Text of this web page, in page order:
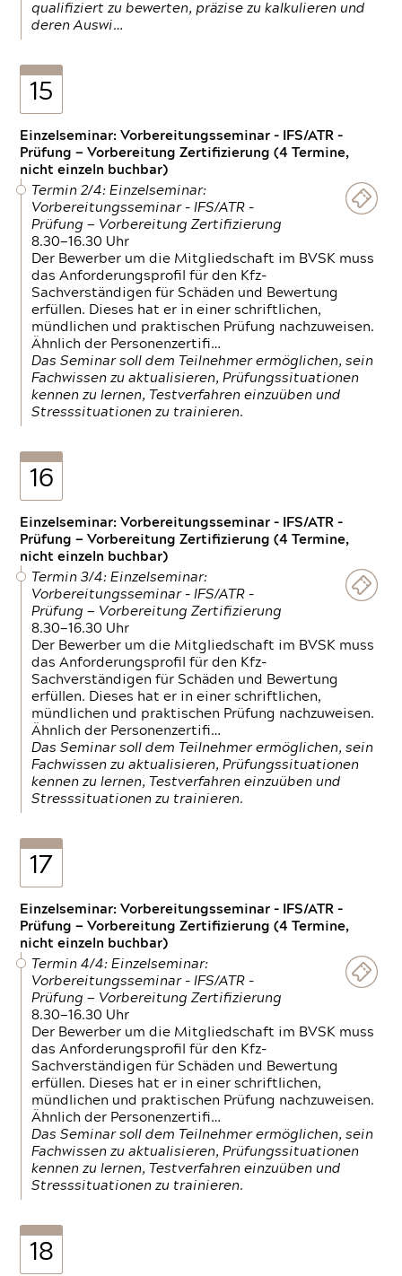
qualifiziert zu bewerten, präzise zu kalkulieren und
deren Auswi…
15
Einzelseminar: Vorbereitungsseminar - IFS/ATR -
Prüfung — Vorbereitung Zertifizierung (4 Termine,
nicht einzeln buchbar)
Termin 2/4: Einzelseminar:
Vorbereitungsseminar - IFS/ATR -
Prüfung — Vorbereitung Zertifizierung
8.30—16.30 Uhr
Der Bewerber um die Mitgliedschaft im BVSK muss
das Anforderungsprofil für den Kfz-
Sachverständigen für Schäden und Bewertung
erfüllen. Dieses hat er in einer schriftlichen,
mündlichen und praktischen Prüfung nachzuweisen.
Ähnlich der Personenzertifi…
Das Seminar soll dem Teilnehmer ermöglichen, sein
Fachwissen zu aktualisieren, Prüfungssituationen
kennen zu lernen, Testverfahren einzuüben und
Stresssituationen zu trainieren.
16
Einzelseminar: Vorbereitungsseminar - IFS/ATR -
Prüfung — Vorbereitung Zertifizierung (4 Termine,
nicht einzeln buchbar)
Termin 3/4: Einzelseminar:
Vorbereitungsseminar - IFS/ATR -
Prüfung — Vorbereitung Zertifizierung
8.30—16.30 Uhr
Der Bewerber um die Mitgliedschaft im BVSK muss
das Anforderungsprofil für den Kfz-
Sachverständigen für Schäden und Bewertung
erfüllen. Dieses hat er in einer schriftlichen,
mündlichen und praktischen Prüfung nachzuweisen.
Ähnlich der Personenzertifi…
Das Seminar soll dem Teilnehmer ermöglichen, sein
Fachwissen zu aktualisieren, Prüfungssituationen
kennen zu lernen, Testverfahren einzuüben und
Stresssituationen zu trainieren.
17
Einzelseminar: Vorbereitungsseminar - IFS/ATR -
Prüfung — Vorbereitung Zertifizierung (4 Termine,
nicht einzeln buchbar)
Termin 4/4: Einzelseminar:
Vorbereitungsseminar - IFS/ATR -
Prüfung — Vorbereitung Zertifizierung
8.30—16.30 Uhr
Der Bewerber um die Mitgliedschaft im BVSK muss
das Anforderungsprofil für den Kfz-
Sachverständigen für Schäden und Bewertung
erfüllen. Dieses hat er in einer schriftlichen,
mündlichen und praktischen Prüfung nachzuweisen.
Ähnlich der Personenzertifi…
Das Seminar soll dem Teilnehmer ermöglichen, sein
Fachwissen zu aktualisieren, Prüfungssituationen
kennen zu lernen, Testverfahren einzuüben und
Stresssituationen zu trainieren.
18